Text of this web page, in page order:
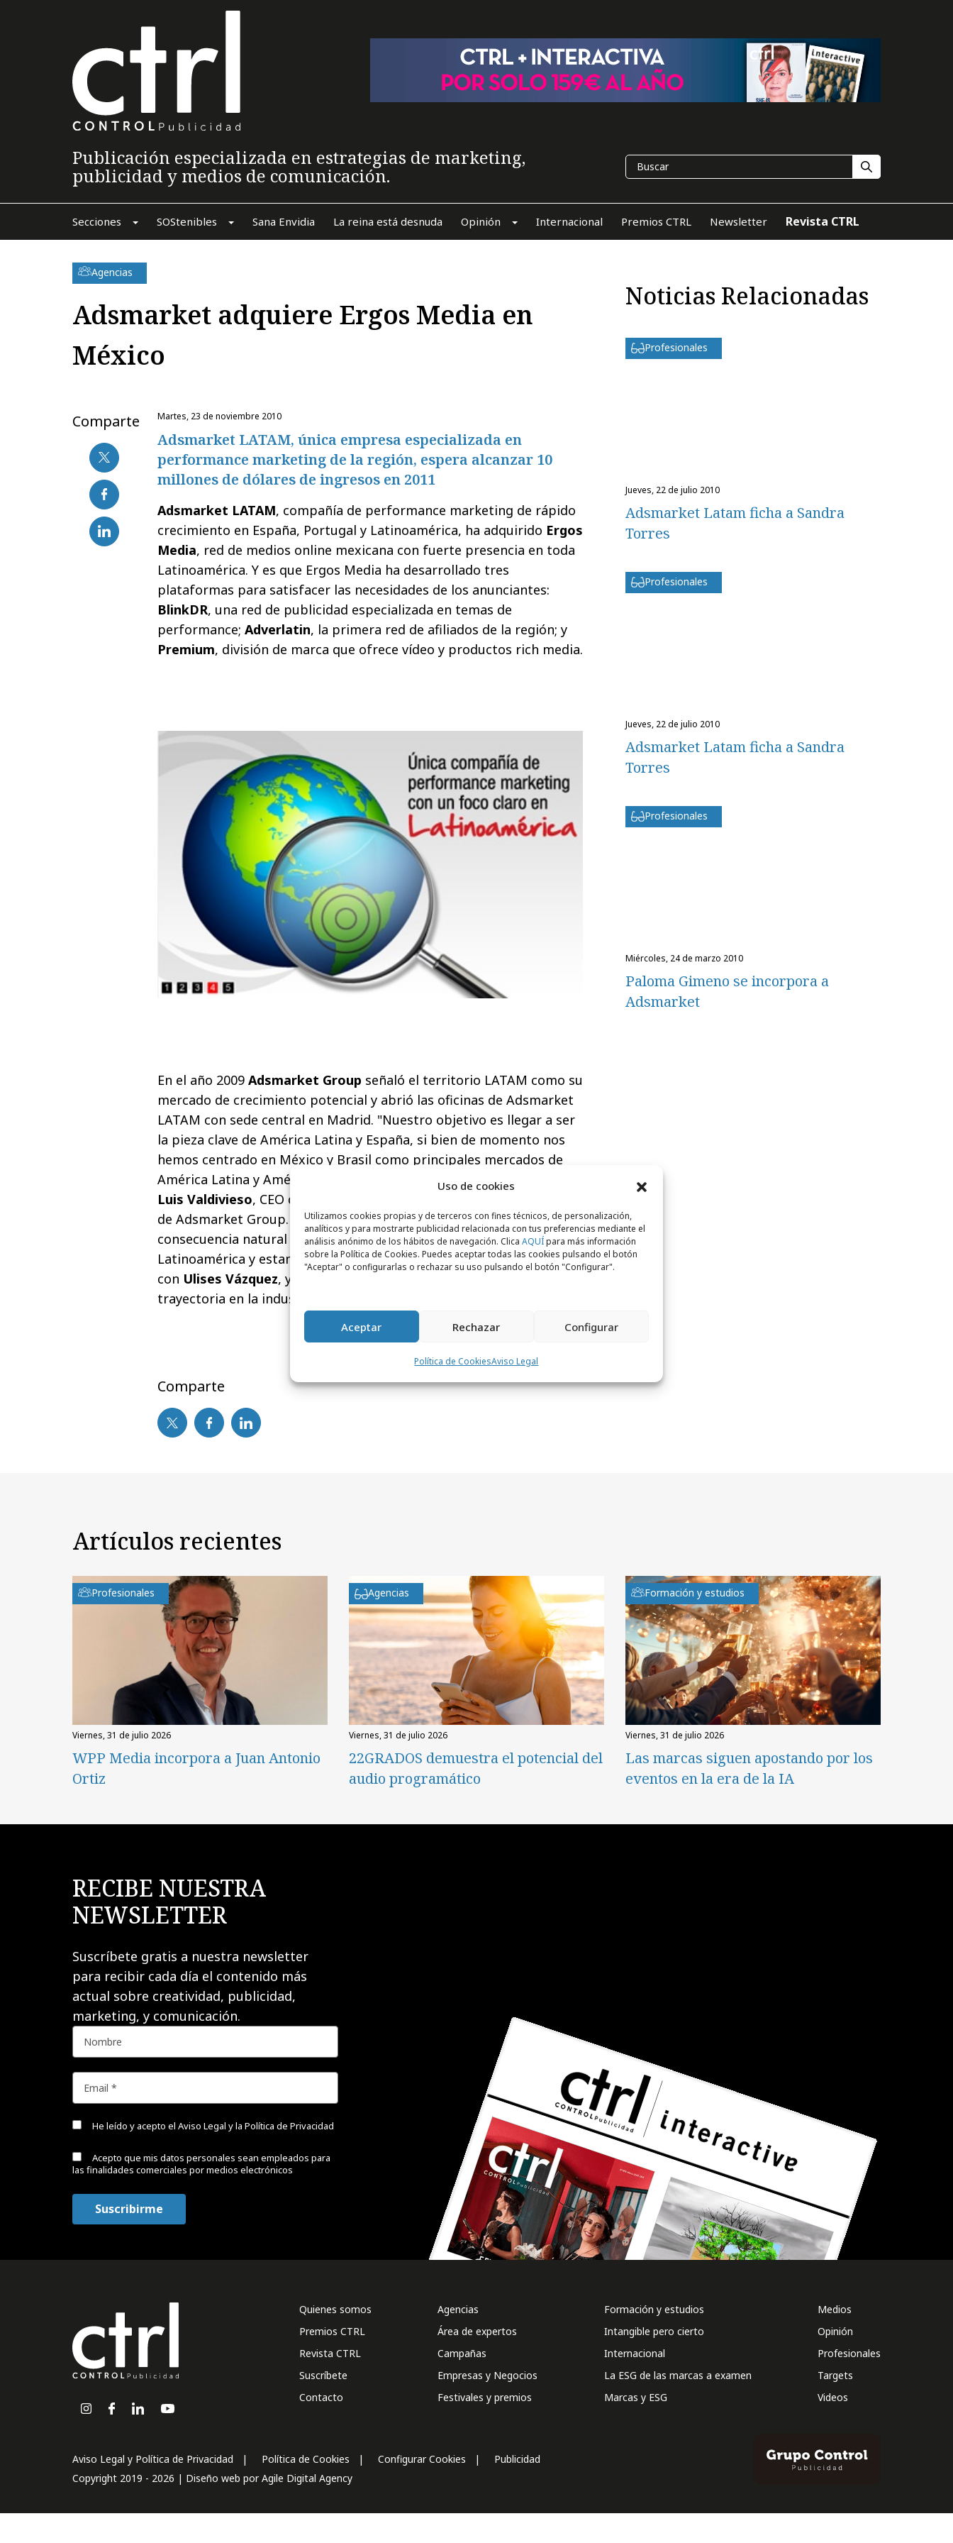
Uso de cookies
Utilizamos cookies propias y de terceros con fines técnicos, de personalización,
analíticos y para mostrarte publicidad relacionada con tus preferencias mediante el
análisis anónimo de los hábitos de navegación. Clica AQUÍpara más información
sobre la Política de Cookies. Puedes aceptar todas las cookies pulsando el botón
"Aceptar" o configurarlas o rechazar su uso pulsando el botón "Configurar".
Aceptar Rechazar Configurar
Política de CookiesAviso Legal
Publicación especializada en estrategias de marketing,
publicidad y medios de comunicación.
Secciones SOStenibles Sana Envidia La reina está desnuda Opinión Internacional Premios CTRL Newsletter Revista CTRL
Agencias
Adsmarket adquiere Ergos Media en
México
Comparte martes, 23 de noviembre 2010
Adsmarket LATAM, única empresa especializada en
performance marketing de la región, espera alcanzar 10
millones de dólares de ingresos en 2011
Adsmarket LATAM, compañía de performance marketing de rápido
crecimiento en España, Portugal y Latinoamérica, ha adquirido Ergos
Media, red de medios online mexicana con fuerte presencia en toda
Latinoamérica. Y es que Ergos Media ha desarrollado tres
plataformas para satisfacer las necesidades de los anunciantes:
BlinkDR, una red de publicidad especializada en temas de
performance; Adverlatin, la primera red de afiliados de la región; y
Premium, división de marca que ofrece vídeo y productos rich media.
En el año 2009 Adsmarket Group señaló el territorio LATAM como su
mercado de crecimiento potencial y abrió las oficinas de Adsmarket
LATAM con sede central en Madrid. "Nuestro objetivo es llegar a ser
la pieza clave de América Latina y España, si bien de momento nos
hemos centrado en México y Brasil como principales mercados de
América Latina y América Central para el 2011", ha señalado
Luis Valdivieso, CEO de Adsmarket LATAM y miembro de la dirección
de Adsmarket Group. "La suma de Ergos Media al grupo es una
consecuencia natural de una mayor presencia por nuestra parte en
Latinoamérica y estamos orgullosos de tener el privilegio de hacerlo
con Ulises Vázquez, ya que cuenta con una rica experiencia y larga
trayectoria en la industria online".
Comparte
Noticias Relacionadas
Profesionales
jueves, 22 de julio 2010
Adsmarket Latam ficha a Sandra
Torres
Profesionales
jueves, 22 de julio 2010
Adsmarket Latam ficha a Sandra
Torres
Profesionales
miércoles, 24 de marzo 2010
Paloma Gimeno se incorpora a
Adsmarket
Artículos recientes
Profesionales
viernes, 31 de julio 2026
WPP Media incorpora a Juan Antonio
Ortiz
Agencias
viernes, 31 de julio 2026
22GRADOS demuestra el potencial del
audio programático
Formación y estudios
viernes, 31 de julio 2026
Las marcas siguen apostando por los
eventos en la era de la IA
RECIBE NUESTRA
NEWSLETTER
Suscríbete gratis a nuestra newsletter
para recibir cada día el contenido más
actual sobre creatividad, publicidad,
marketing, y comunicación.
He leído y acepto el Aviso Legal y la Política de Privacidad
Acepto que mis datos personales sean empleados para
las finalidades comerciales por medios electrónicos
Quienes somos
Premios CTRL
Revista CTRL
Suscríbete
Contacto
Agencias
Área de expertos
Campañas
Empresas y Negocios
Festivales y premios
Formación y estudios
Intangible pero cierto
Internacional
La ESG de las marcas a examen
Marcas y ESG
Medios
Opinión
Profesionales
Targets
Videos
Aviso Legal y Política de Privacidad Política de Cookies Configurar Cookies
Publicidad
Copyright 2019 - 2026 | Diseño web porAgile Digital Agency